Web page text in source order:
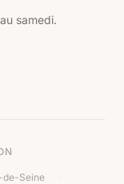
samedi.
de-Seine